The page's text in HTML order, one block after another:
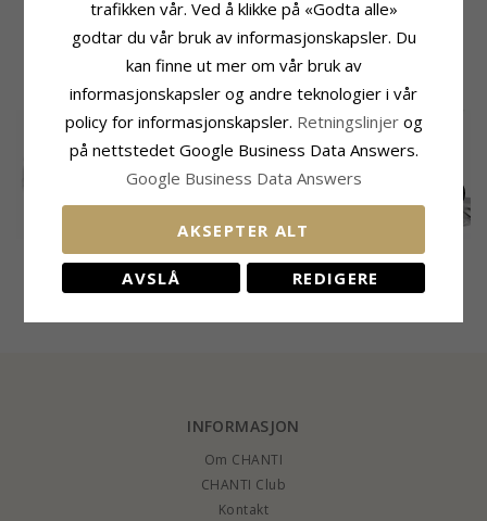
MEST POPULÆRE PRODUKTER I
Bnh anker facet
armbånd i sølv 21 cm
x 9,0 mm
8225,-
Bnh anker facet
armbånd i forgylt
sølv 21 cm x 4,0 mm
2363,-
Bnh anker facet
armbånd i sølv 21 cm
x 4,5 mm
CHANTI-pris
INFORMASJON
Om CHANTI
CHANTI Club
Kontakt
trafikken vår. Ved å klikke på «Godta alle»
godtar du vår bruk av informasjonskapsler. Du
kan finne ut mer om vår bruk av
informasjonskapsler og andre teknologier i vår
policy for informasjonskapsler. Retningslinjer og
på nettstedet Google Business Data Answers.
Google Business Data Answers
AKSEPTER ALT
AVSLÅ REDIGERE